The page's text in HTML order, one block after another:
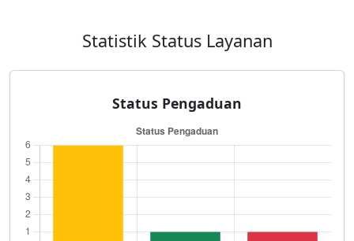
Statistik Status Layanan
Status Pengaduan